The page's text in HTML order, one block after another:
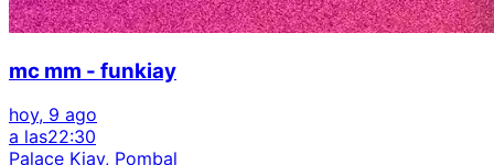
mc mm - funkiay
hoy, 9 ago
a las22:30
Palace Kiay, Pombal